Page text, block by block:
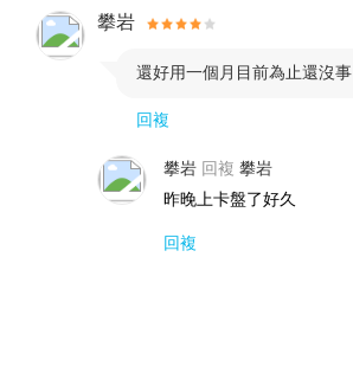
攀岩
還好用一個月目前為止還沒事
回複
攀岩 回複 攀岩
昨晚上卡盤了好久
回複